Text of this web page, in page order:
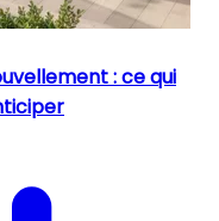
: ce qui